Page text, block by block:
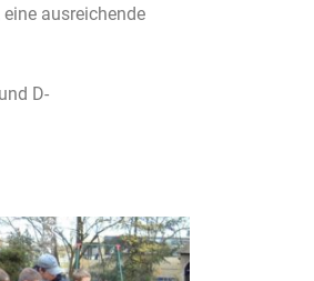
ausreichende
D-